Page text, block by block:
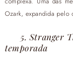
Ozark, expandida
5. Stranger
temporada